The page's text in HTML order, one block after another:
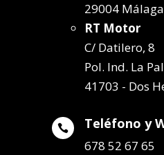
29004 Málaga
RT Motor
C/ Datilero, 8
Pol. Ind. La
41703 - Dos
 Teléfono y
678 52 67 65